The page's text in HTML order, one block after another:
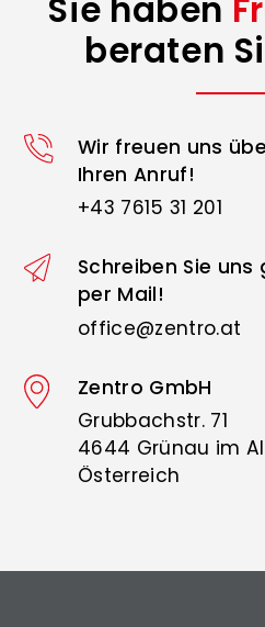
Sie haben
beraten
Wir freuen uns
Ihren Anruf!
+43 7615 31 201
Schreiben Sie uns
per Mail!
office@zentro.at
Zentro GmbH
Grubbachstr. 71
4644 Grünau im
Österreich